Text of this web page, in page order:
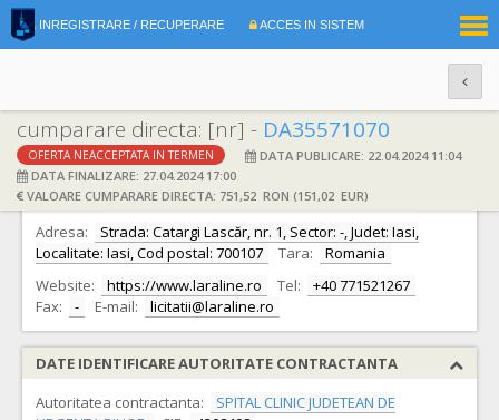
INREGISTRARE / RECUPERARE ACCES IN SISTEM
cumparare directa: [nr] - DA35571070
OFERTA NEACCEPTATA IN TERMEN
DATA PUBLICARE: 22.04.2024 11:04
DATA FINALIZARE: 27.04.2024 17:00
VALOARE CUMPARARE DIRECTA: 751,52 RON (151,02 EUR)
DATE IDENTIFICARE OFERTANT
Ofertant: S.C. LARA LINE 2020 S.R.L. S.R.L. CIF: 43068832
Adresa:
Strada: Catargi Lascăr, nr. 1, Sector: -, Judet: Iasi,
Localitate: Iasi, Cod postal: 700107
Tara:
Romania
Website:
https://www.laraline.ro Tel:
+40 771521267
Fax:
- E-mail: licitatii@laraline.ro
DATE IDENTIFICARE AUTORITATE CONTRACTANTA
Autoritatea contractanta:
SPITAL CLINIC JUDETEAN DE